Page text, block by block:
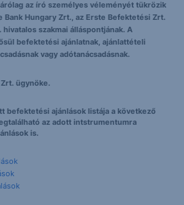
az író személyes véleményét tükrözik
Hungary Zrt., az Erste Befektetési Zrt.
szakmai álláspontjának. A
befektetési ajánlatnak, ajánlattételi
vagy adótanácsadásnak.
ügynöke.
befektetési ajánlások listája a következő
az adott intstrumentumra
is.